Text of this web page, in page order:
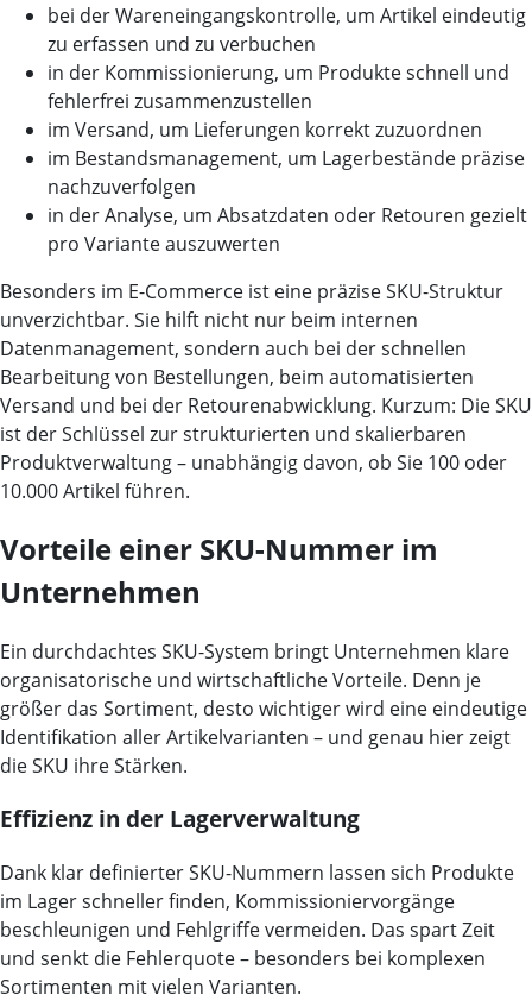
bei derWareneingangskontrolle, um Artikel eindeutig
zu erfassen und zu verbuchen
in der Kommissionierung, um Produkte schnell und
fehlerfrei zusammenzustellen
im Versand, um Lieferungen korrekt zuzuordnen
im Bestandsmanagement, um Lagerbestände präzise
nachzuverfolgen
in derAnalyse, um Absatzdaten oder Retouren gezielt
pro Variante auszuwerten
Besonders im E-Commerce ist eine präzise SKU-Struktur
unverzichtbar. Sie hilft nicht nur beim internen
Datenmanagement, sondern auch bei der schnellen
Bearbeitung von Bestellungen, beim automatisierten
Versand und bei der Retourenabwicklung. Kurzum: Die SKU
ist der Schlüssel zur strukturierten und skalierbaren
Produktverwaltung – unabhängig davon, ob Sie 100 oder
10.000 Artikel führen.
Vorteile einer SKU-Nummer im
Unternehmen
Ein durchdachtes SKU-System bringt Unternehmen klare
organisatorische und wirtschaftliche Vorteile. Denn je
größer das Sortiment, desto wichtiger wird eine eindeutige
Identifikation aller Artikelvarianten – und genau hier zeigt
die SKU ihre Stärken.
Effizienz in der Lagerverwaltung
Dank klar definierter SKU-Nummern lassen sich Produkte
im Lager schneller finden, Kommissioniervorgänge
beschleunigen und Fehlgriffe vermeiden. Das spart Zeit
und senkt die Fehlerquote – besonders bei komplexen
Sortimenten mit vielen Varianten.